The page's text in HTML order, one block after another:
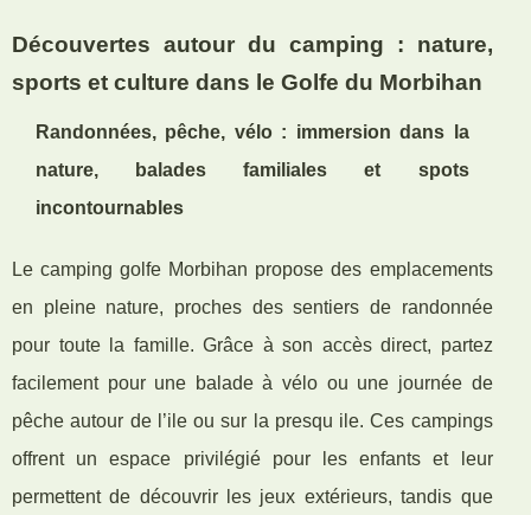
Découvertes autour du camping : nature,
sports et culture dans le Golfe du Morbihan
Randonnées, pêche, vélo : immersion dans la
nature, balades familiales et spots
incontournables
Le camping golfe Morbihan propose des emplacements
en pleine nature, proches des sentiers de randonnée
pour toute la famille. Grâce à son accès direct, partez
facilement pour une balade à vélo ou une journée de
pêche autour de l’ile ou sur la presqu ile. Ces campings
offrent un espace privilégié pour les enfants et leur
permettent de découvrir les jeux extérieurs, tandis que